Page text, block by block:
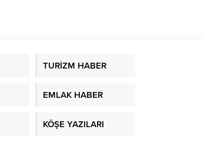
TURİZM HABER
EMLAK HABER
KÖŞE YAZILARI